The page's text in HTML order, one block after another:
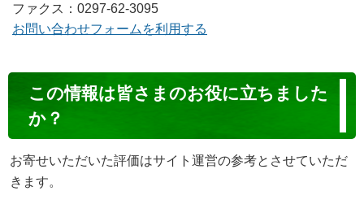
ファクス：0297-62-3095
お問い合わせフォームを利用する
ン
ン
ツ
この情報は皆さまのお役に立ちました
か？
お寄せいただいた評価はサイト運営の参考とさせていただ
きます。